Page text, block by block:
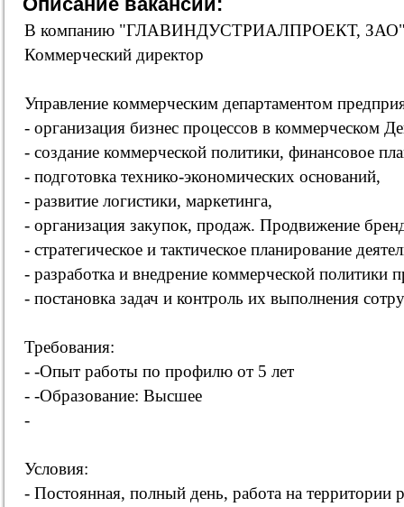
В компанию "ГЛАВИНДУСТРИАЛПРОЕКТ, ЗАО"
Коммерческий директор
Управление коммерческим департаментом
- организация бизнес процессов в коммерческом
- создание коммерческой политики, финансовое
- подготовка технико-экономических оснований,
- развитие логистики, маркетинга,
- организация закупок, продаж. Продвижение
- стратегическое и тактическое планирование
- разработка и внедрение коммерческой политики
- постановка задач и контроль их выполнения
Требования:
- -Опыт работы по профилю от 5 лет
- -Образование: Высшее
-
Условия:
- Постоянная, полный день, работа на территории